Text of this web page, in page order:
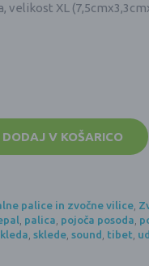
velikost XL
DODAJ V KOŠARICO
palice in zvočne vilice,
, palica, pojoča posoda,
, sklede, sound, tibet,